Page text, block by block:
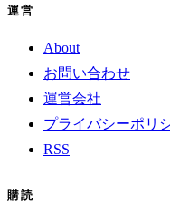
運営
About
お問い合わせ
運営会社
プライバシーポリ
RSS
購読